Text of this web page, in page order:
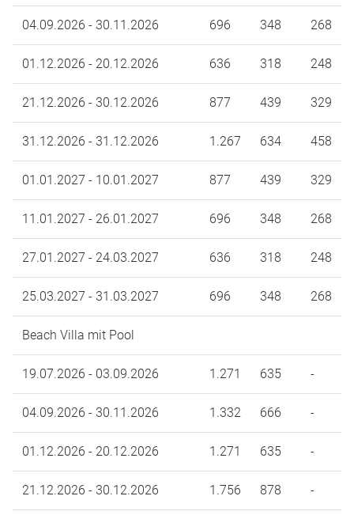
04.09.2026 - 30.11.2026 696 348 268
01.12.2026 - 20.12.2026 636 318 248
21.12.2026 - 30.12.2026 877 439 329
31.12.2026 - 31.12.2026 1.267 634 458
01.01.2027 - 10.01.2027 877 439 329
11.01.2027 - 26.01.2027 696 348 268
27.01.2027 - 24.03.2027 636 318 248
25.03.2027 - 31.03.2027 696 348 268
Beach Villa mit Pool
19.07.2026 - 03.09.2026 1.271 635 -
04.09.2026 - 30.11.2026 1.332 666 -
01.12.2026 - 20.12.2026 1.271 635 -
21.12.2026 - 30.12.2026 1.756 878 -